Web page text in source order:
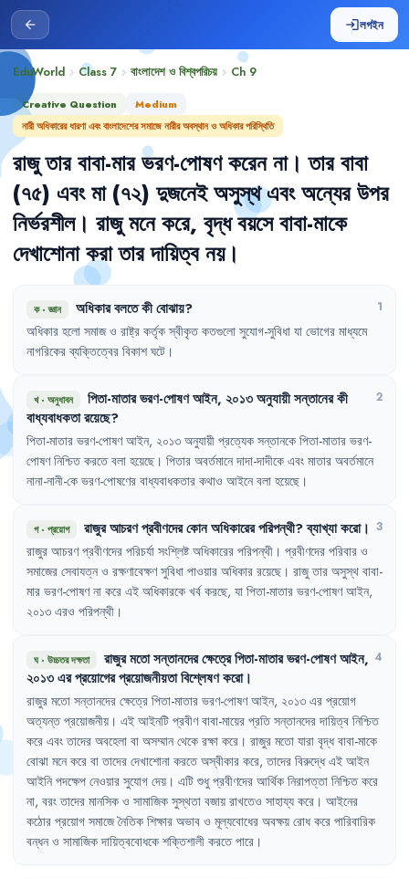
arrow_back loginলগইন
EduWorld chevron_right Class 7 chevron_right বাংলাদেশ ও বিশ্বপরিচয় chevron_right Ch 9
Creative Question
Medium
নারী অধিকারের ধারণা এবং বাংলাদেশের সমাজে নারীর অবস্থান ও অধিকার পরিস্থিতি
রাজু তার বাবা-মার ভরণ-পোষণ করেন না। তার বাবা
(৭৫) এবং মা (৭২) দুজনেই অসুস্থ এবং অন্যের উপর
নির্ভরশীল। রাজু মনে করে, বৃদ্ধ বয়সে বাবা-মাকে
দেখাশোনা করা তার দায়িত্ব নয়।
ক·জ্ঞান অধিকারবলতেকীবোঝায়? 1
অধিকার হলো সমাজ ও রাষ্ট্র কর্তৃক স্বীকৃত কতগুলো সুযোগ-সুবিধা যা ভোগের মাধ্যমে
নাগরিকের ব্যক্তিত্বের বিকাশ ঘটে ।
খ· অনুধাবন পিতা-মাতারভরণ-পোষণআইন, ২০১৩অনুযায়ীসন্তানেরকী
বাধ্যবাধকতারয়েছে?
2
পিতা-মাতার ভরণ-পোষণ আইন, ২০১৩ অনুযায়ী প্রত্যেক সন্তানকে পিতা-মাতার ভরণ-
পোষণ নিশ্চিত করতে বলা হয়েছে । পিতার অবর্তমানে দাদা-দাদীকে এবং মাতার অবর্তমানে
নানা-নানী-কে ভরণ-পোষণের বাধ্যবাধকতার কথাও আইনে বলা হয়েছে ।
গ· প্রয়োগ রাজুরআচরণপ্রবীণদেরকোনঅধিকারেরপরিপন্থী?ব্যাখ্যাকরো। 3
রাজুর আচরণ প্রবীণদের পরিচর্যা সংশ্লিষ্ট অধিকারের পরিপন্থী । প্রবীণদের পরিবার ও
সমাজের সেবাযত্ন ও রক্ষণাবেক্ষণ সুবিধা পাওয়ার অধিকার রয়েছে । রাজু তার অসুস্থ বাবা-
মার ভরণ-পোষণ না করে এই অধিকারকে খর্ব করছে, যা পিতা-মাতার ভরণ-পোষণ আইন,
২০১৩ এরও পরিপন্থী ।
ঘ· উচ্চতর দক্ষতা রাজুরমতোসন্তানদেরক্ষেত্রেপিতা-মাতারভরণ-পোষণআইন,
২০১৩এরপ্রয়োগেরপ্রয়োজনীয়তাবিশ্লেষণকরো।
4
রাজুর মতো সন্তানদের ক্ষেত্রে পিতা-মাতার ভরণ-পোষণ আইন, ২০১৩ এর প্রয়োগ
অত্যন্ত প্রয়োজনীয় । এই আইনটি প্রবীণ বাবা-মায়ের প্রতি সন্তানদের দায়িত্ব নিশ্চিত
করে এবং তাদের অবহেলা বা অসম্মান থেকে রক্ষা করে । রাজুর মতো যারা বৃদ্ধ বাবা-মাকে
বোঝা মনে করে বা তাদের দেখাশোনা করতে অস্বীকার করে, তাদের বিরুদ্ধে এই আইন
আইনি পদক্ষেপ নেওয়ার সুযোগ দেয় । এটি শুধু প্রবীণদের আর্থিক নিরাপত্তা নিশ্চিত করে
না, বরং তাদের মানসিক ও সামাজিক সুস্থতা বজায় রাখতেও সাহায্য করে । আইনের
কঠোর প্রয়োগ সমাজে নৈতিক শিক্ষার অভাব ও মূল্যবোধের অবক্ষয় রোধ করে পারিবারিক
বন্ধন ও সামাজিক দায়িত্ববোধকে শক্তিশালী করতে পারে ।